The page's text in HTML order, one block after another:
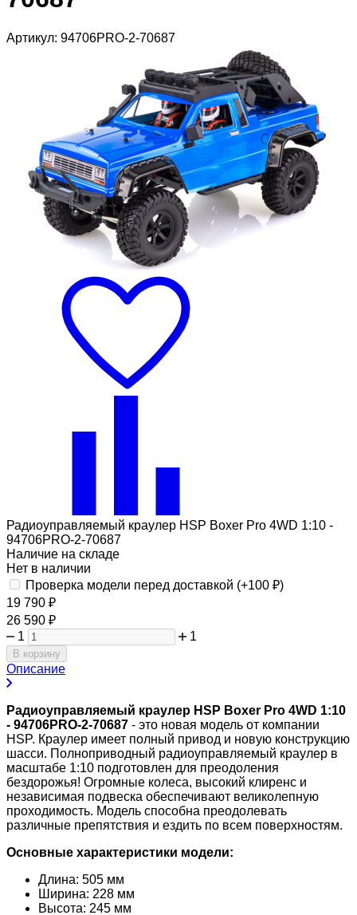
Артикул: 94706PRO-2-70687
Радиоуправляемый краулер HSP Boxer Pro 4WD 1:10 -
94706PRO-2-70687
Наличие на складе
Нет в наличии
Проверка модели перед доставкой (+100 ₽)
19 790 ₽
26 590 ₽
1
1
В корзину
Описание
Радиоуправляемый краулер HSP Boxer Pro 4WD 1:10
- 94706PRO-2-70687 - это новая модель от компании
HSP. Краулер имеет полный привод и новую конструкцию
шасси. Полноприводный радиоуправляемый краулер в
масштабе 1:10 подготовлен для преодоления
бездорожья! Огромные колеса, высокий клиренс и
независимая подвеска обеспечивают великолепную
проходимость. Модель способна преодолевать
различные препятствия и ездить по всем поверхностям.
Основные характеристики модели:
Длина: 505 мм
Ширина: 228 мм
Высота: 245 мм